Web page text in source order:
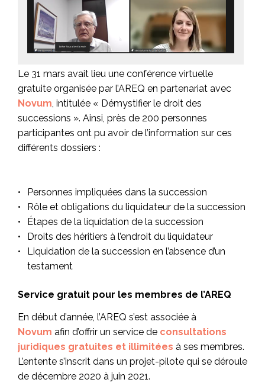
Le 31 mars avait lieu une conférence virtuelle
gratuite organisée par l’AREQ en partenariat avec
Novum , intitulée « Démystifier le droit des
successions ». Ainsi, près de 200 personnes
participantes ont pu avoir de l’information sur ces
différents dossiers :
Personnes impliquées dans la succession
Rôle et obligations du liquidateur de la succession
Étapes de la liquidation de la succession
Droits des héritiers à l’endroit du liquidateur
Liquidation de la succession en l’absence d’un
testament
Service gratuit pour les membres de l’AREQ
En début d’année, l’AREQ s’est associée à
Novum afin d’offrir un service de consultations
juridiques gratuites et illimitées à ses membres.
L’entente s’inscrit dans un projet-pilote qui se déroule
de décembre 2020 à juin 2021.